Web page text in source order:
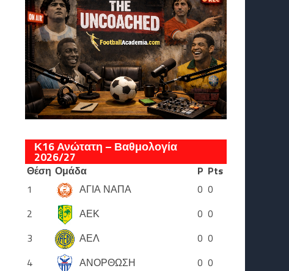
Κ16 Ανώτατη – Βαθμολογία
2026/27
Θέση Ομάδα P Pts
1
ΑΓΙΑ ΝΑΠΑ 0 0
2
ΑΕΚ 0 0
3
ΑΕΛ 0 0
4
ΑΝΟΡΘΩΣΗ 0 0